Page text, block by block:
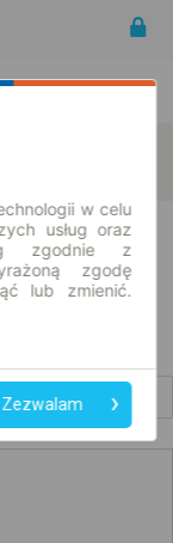
w celu
usług oraz
zgodnie z
zgodę
lub zmienić.
Zezwalam